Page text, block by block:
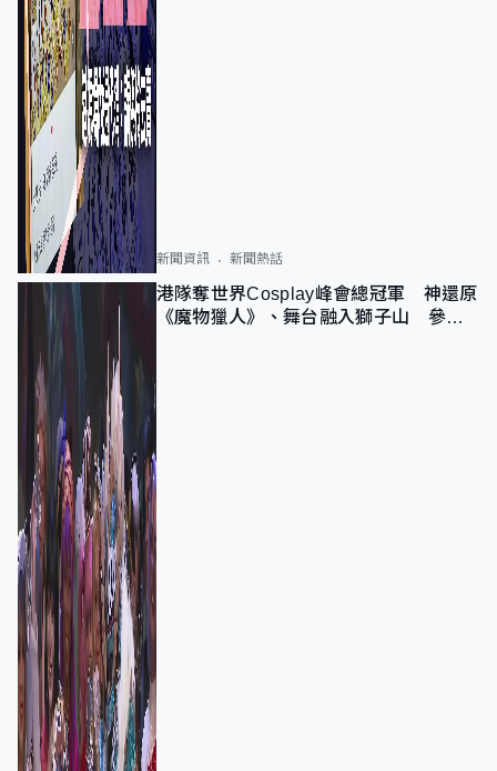
新聞資訊 新聞熱話
港隊奪世界Cosplay峰會總冠軍 神還原
《魔物獵人》、舞台融入獅子山 參賽